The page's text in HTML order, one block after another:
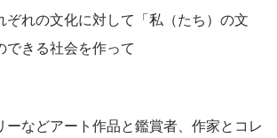
ぞれの文化に対して「私（たち）の文
できる社会を作って
ーなどアート作品と鑑賞者、作家とコレ